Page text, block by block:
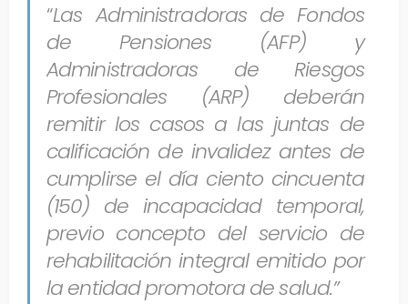
“Las Administradoras de Fondos
de Pensiones (AFP) y
Administradoras de Riesgos
Profesionales (ARP) deberán
remitir los casos a las juntas de
calificación de invalidez antes de
cumplirse el día ciento cincuenta
(150) de incapacidad temporal,
previo concepto del servicio de
rehabilitación integral emitido por
la entidad promotora de salud.”